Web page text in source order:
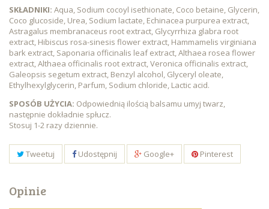
SKŁADNIKI: Aqua, Sodium cocoyl isethionate, Coco betaine, Glycerin,
Coco glucoside, Urea, Sodium lactate, Echinacea purpurea extract,
Astragalus membranaceus root extract, Glycyrrhiza glabra root
extract, Hibiscus rosa-sinesis flower extract, Hammamelis virginiana
bark extract, Saponaria officinalis leaf extract, Althaea rosea flower
extract, Althaea officinalis root extract, Veronica officinalis extract,
Galeopsis segetum extract, Benzyl alcohol, Glyceryl oleate,
Ethylhexylglycerin, Parfum, Sodium chloride, Lactic acid.
SPOSÓB UŻYCIA: Odpowiednią ilością balsamu umyj twarz,
następnie dokładnie spłucz.
Stosuj 1-2 razy dziennie.
Tweetuj Udostępnij Google+ Pinterest
Opinie